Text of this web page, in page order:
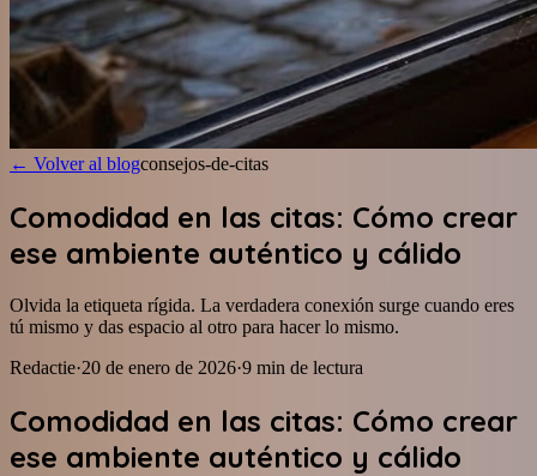
← Volver al blogconsejos-de-citas
Comodidad en las citas: Cómo crear
ese ambiente auténtico y cálido
Olvida la etiqueta rígida. La verdadera conexión surge cuando eres
tú mismo y das espacio al otro para hacer lo mismo.
Redactie·20 de enero de 2026·9 min de lectura
Comodidad en las citas: Cómo crear
ese ambiente auténtico y cálido